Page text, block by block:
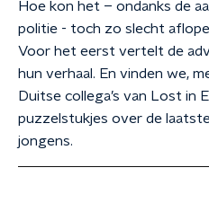
Hoe kon het – ondanks de
politie - toch zo slecht
Voor het eerst vertelt de
hun verhaal. En vinden we,
Duitse collega’s van Lost in
puzzelstukjes over de
jongens.